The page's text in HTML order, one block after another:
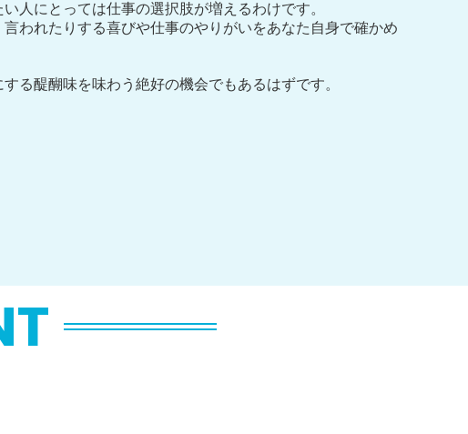
人にとっては仕事の選択肢が増えるわけです。
言われたりする喜びや仕事のやりがいをあなた自身で確かめ
る醍醐味を味わう絶好の機会でもあるはずです。